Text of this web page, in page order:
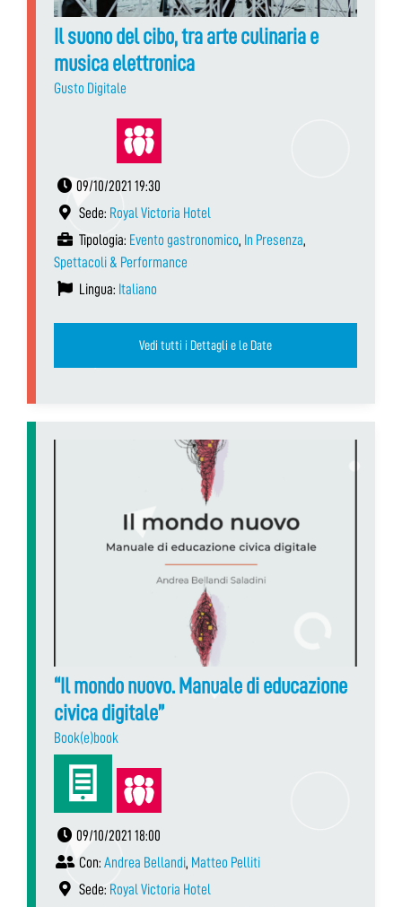
Il suono del cibo, tra arte culinaria e
musica elettronica
Gusto Digitale
09/10/2021 19:30
Sede: Royal Victoria Hotel
Tipologia: Evento gastronomico, In Presenza,
Spettacoli & Performance
Lingua: Italiano
Vedi tutti i Dettagli e le Date
“Il mondo nuovo. Manuale di educazione
civica digitale”
Book(e)book
09/10/2021 18:00
Con: Andrea Bellandi, Matteo Pelliti
Sede: Royal Victoria Hotel